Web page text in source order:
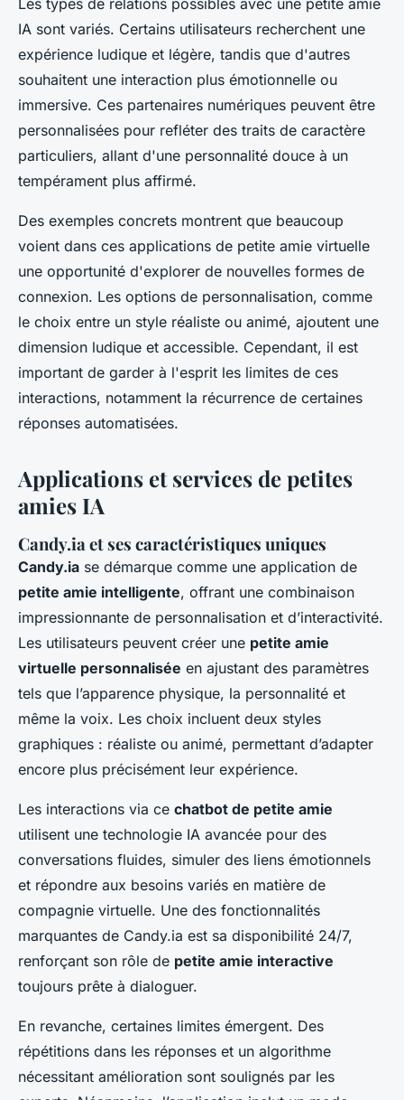
IA sont variés. Certains utilisateurs recherchent une
expérience ludique et légère, tandis que d'autres
souhaitent une interaction plus émotionnelle ou
immersive. Ces partenaires numériques peuvent être
personnalisées pour refléter des traits de caractère
particuliers, allant d'une personnalité douce à un
tempérament plus affirmé.
Des exemples concrets montrent que beaucoup
voient dans ces applications de petite amie virtuelle
une opportunité d'explorer de nouvelles formes de
connexion. Les options de personnalisation, comme
le choix entre un style réaliste ou animé, ajoutent une
dimension ludique et accessible. Cependant, il est
important de garder à l'esprit les limites de ces
interactions, notamment la récurrence de certaines
réponses automatisées.
Applications et services de petites
amies IA
Candy.ia et ses caractéristiques uniques
Candy.ia se démarque comme une application de
petite amie intelligente, offrant une combinaison
impressionnante de personnalisation et d’interactivité.
Les utilisateurs peuvent créer une petite amie
virtuelle personnalisée en ajustant des paramètres
tels que l’apparence physique, la personnalité et
même la voix. Les choix incluent deux styles
graphiques : réaliste ou animé, permettant d’adapter
encore plus précisément leur expérience.
Les interactions via ce chatbot de petite amie
utilisent une technologie IA avancée pour des
conversations fluides, simuler des liens émotionnels
et répondre aux besoins variés en matière de
compagnie virtuelle. Une des fonctionnalités
marquantes de Candy.ia est sa disponibilité 24/7,
renforçant son rôle de petite amie interactive
toujours prête à dialoguer.
En revanche, certaines limites émergent. Des
répétitions dans les réponses et un algorithme
nécessitant amélioration sont soulignés par les